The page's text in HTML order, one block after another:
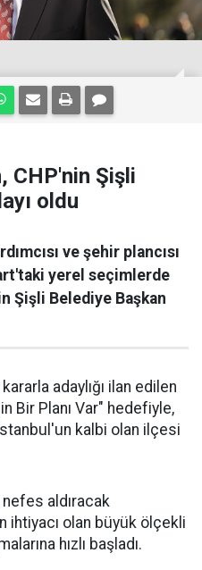
CHP'nin Şişli
oldu
ve şehir plancısı
yerel seçimlerde
Şişli Belediye Başkan
adaylığı ilan edilen
Bir Planı Var" hedefiyle,
kalbi olan ilçesi
nefes aldıracak
ihtiyacı olan büyük ölçekli
hızlı başladı.